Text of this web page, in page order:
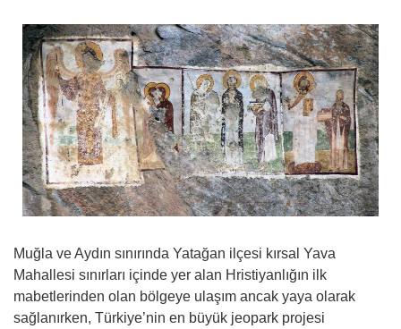
Muğla ve Aydın sınırında Yatağan ilçesi kırsal Yava
Mahallesi sınırları içinde yer alan Hristiyanlığın ilk
mabetlerinden olan bölgeye ulaşım ancak yaya olarak
sağlanırken, Türkiye’nin en büyük jeopark projesi